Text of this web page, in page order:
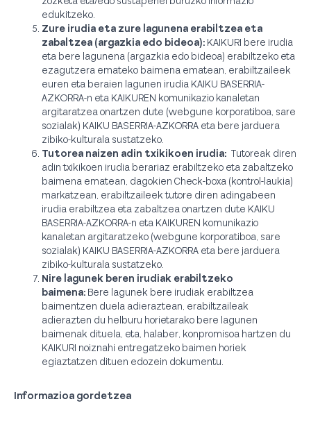
edukitzeko.
Zure irudia eta zure lagunena erabiltzea eta
zabaltzea (argazkia edo bideoa): KAIKURI bere irudia
eta bere lagunena (argazkia edo bideoa) erabiltzeko eta
ezagutzera emateko baimena ematean, erabiltzaileek
euren eta beraien lagunen irudia KAIKU BASERRIA-
AZKORRA-n eta KAIKUREN komunikazio kanaletan
argitaratzea onartzen dute (webgune korporatiboa, sare
sozialak) KAIKU BASERRIA-AZKORRA eta bere jarduera
zibiko-kulturala sustatzeko.
Tutorea naizen adin txikikoen irudia: Tutoreak diren
adin txikikoen irudia berariaz erabiltzeko eta zabaltzeko
baimena ematean, dagokien Check-boxa (kontrol-laukia)
markatzean, erabiltzaileek tutore diren adingabeen
irudia erabiltzea eta zabaltzea onartzen dute KAIKU
BASERRIA-AZKORRA-n eta KAIKUREN komunikazio
kanaletan argitaratzeko (webgune korporatiboa, sare
sozialak) KAIKU BASERRIA-AZKORRA eta bere jarduera
zibiko-kulturala sustatzeko.
Nire lagunek beren irudiak erabiltzeko
baimena: Bere lagunek bere irudiak erabiltzea
baimentzen duela adieraztean, erabiltzaileak
adierazten du helburu horietarako bere lagunen
baimenak dituela, eta, halaber, konpromisoa hartzen du
KAIKURI noiznahi entregatzeko baimen horiek
egiaztatzen dituen edozein dokumentu.
Informazioa gordetzea